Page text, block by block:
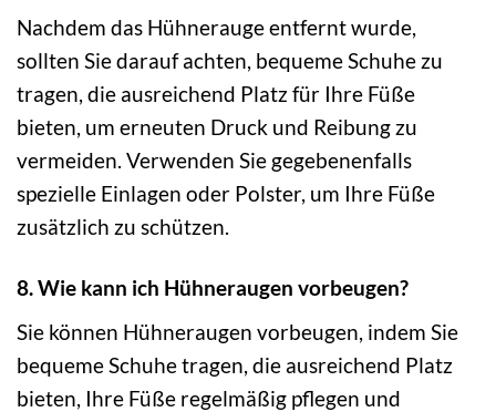
Nachdem das Hühnerauge entfernt wurde,
sollten Sie darauf achten, bequeme Schuhe zu
tragen, die ausreichend Platz für Ihre Füße
bieten, um erneuten Druck und Reibung zu
vermeiden. Verwenden Sie gegebenenfalls
spezielle Einlagen oder Polster, um Ihre Füße
zusätzlich zu schützen.
8. Wie kann ich Hühneraugen vorbeugen?
Sie können Hühneraugen vorbeugen, indem Sie
bequeme Schuhe tragen, die ausreichend Platz
bieten, Ihre Füße regelmäßig pflegen und